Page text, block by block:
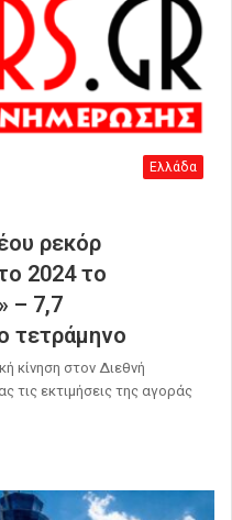
Ελλάδα
ρεκόρ
2024 το
– 7,7
τετράμηνο
κίνηση στον Διεθνή
τις εκτιμήσεις της αγοράς